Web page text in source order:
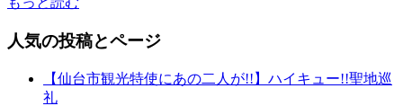
人気の投稿とページ
【仙台市観光特使にあの二人が!!】ハイキュー!!聖地巡
礼